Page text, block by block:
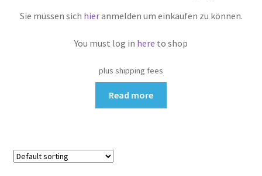
Sie müssen sich hieranmelden um einkaufen zu können.
You must log in here to shop
plus shipping fees
Read more